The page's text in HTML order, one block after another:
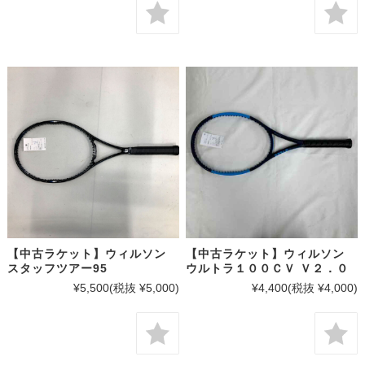
【中古ラケット】ウィルソン
スタッフツアー95
¥5,500(税抜 ¥5,000)
【中古ラケット】ウィルソン
ウルトラ１００ＣＶ Ｖ２．０
¥4,400(税抜 ¥4,000)